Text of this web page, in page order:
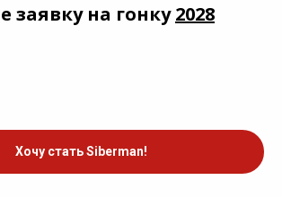
заявку на гонку2028
Хочу стать Siberman!